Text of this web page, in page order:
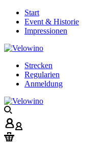
Start
Event & Historie
Impressionen
Strecken
Regularien
Anmeldung